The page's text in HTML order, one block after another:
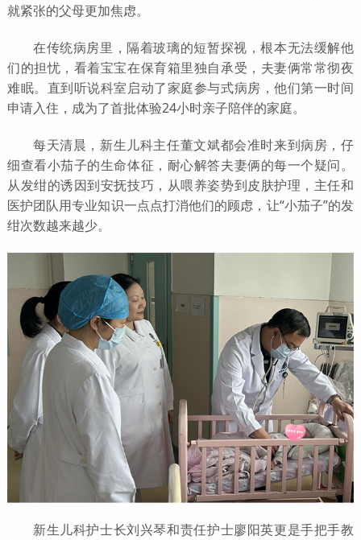
就紧张的父母更加焦虑。
在传统病房里，隔着玻璃的短暂探视，根本无法缓解他
们的担忧，看着宝宝在保育箱里独自承受，夫妻俩常常彻夜
难眠。直到听说科室启动了家庭参与式病房，他们第一时间
申请入住，成为了首批体验24小时亲子陪伴的家庭。
每天清晨，新生儿科主任董文斌都会准时来到病房，仔
细查看小茄子的生命体征，耐心解答夫妻俩的每一个疑问。
从发绀的诱因到安抚技巧，从喂养姿势到皮肤护理，主任和
医护团队用专业知识一点点打消他们的顾虑，让“小茄子”的发
绀次数越来越少。
新生儿科护士长刘兴琴和责任护士廖阳英更是手把手教